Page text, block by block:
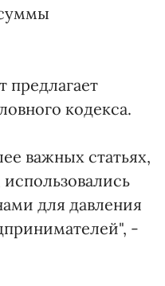
предлагает
кодекса.
важных статьях,
для давления
-